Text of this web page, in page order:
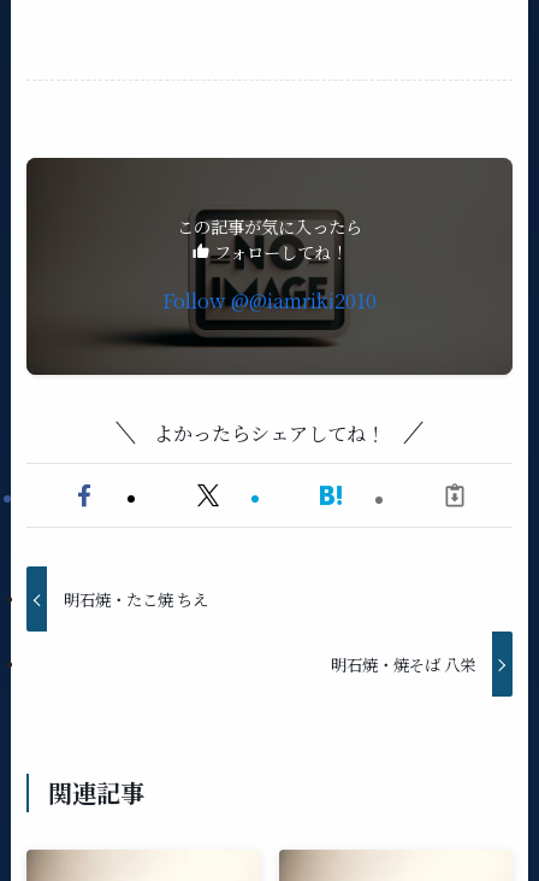
この記事が気に入ったら
フォローしてね！
Follow @@iamriki2010
よかったらシェアしてね！
明石焼・たこ焼 ちえ
明石焼・焼そば 八栄
関連記事